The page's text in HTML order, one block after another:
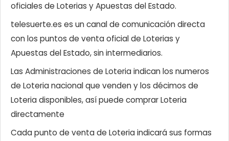
oficiales de Loterias y Apuestas del Estado.
telesuerte.es es un canal de comunicación directa
con los puntos de venta oficial de Loterias y
Apuestas del Estado, sin intermediarios.
Las Administraciones de Loteria indican los numeros
de Loteria nacional que venden y los décimos de
Loteria disponibles, así puede comprar Loteria
directamente
Cada punto de venta de Loteria indicará sus formas